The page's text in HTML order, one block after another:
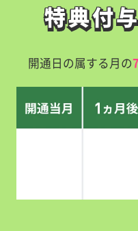
特典付
特典付
開通日の属する月の